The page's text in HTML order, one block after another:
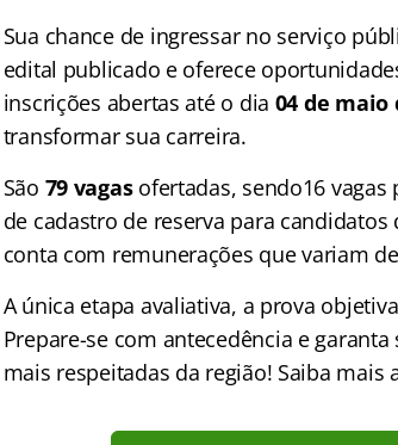
Sua chance de ingressar no serviço
edital publicado e oferece
inscrições abertas até o dia 04 de maio
transformar sua carreira.
São 79 vagasofertadas, sendo16 vagas
de cadastro de reserva para candidatos
conta com remunerações que variam de
A única etapa avaliativa, a prova
Prepare-se com antecedência e
mais respeitadas da região! Saiba mais